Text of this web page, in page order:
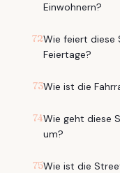
Einwohnern?
72Wie feiert diese
Feiertage?
73Wie ist die
74Wie geht diese
um?
75Wie ist die